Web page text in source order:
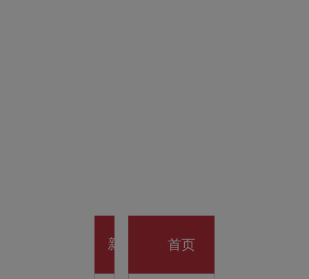
开业大
新 首页